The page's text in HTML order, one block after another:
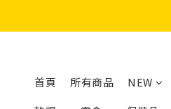
首頁 所有商品 NEW